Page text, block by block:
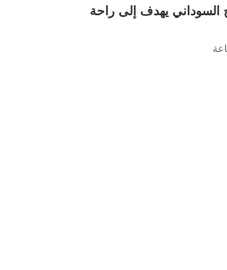
السوداني يهدف إلى راحة